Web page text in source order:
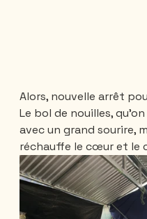
Alors, nouvelle arrêt
Le bol de nouilles,
avec un grand sourire,
réchauffe le cœur et le